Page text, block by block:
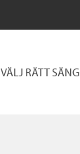
VÄLJ RÄTT SÄNG